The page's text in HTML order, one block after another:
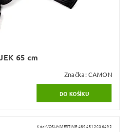
65 cm
Značka:CAMON
Kód:VOSUMMERTIME-4894512006492